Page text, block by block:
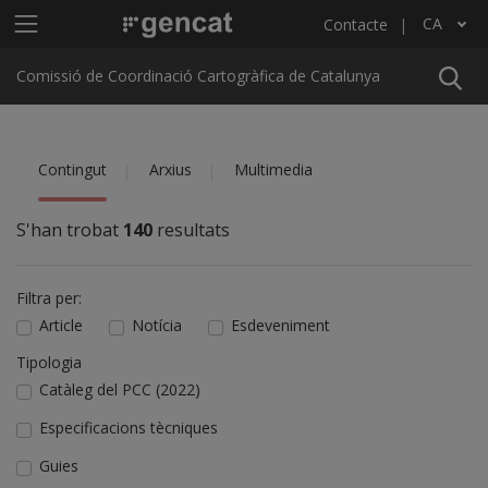
Menú principal C4 Contacte CA
Llista les accions addicionals
Comissió de Coordinació Cartogràfica de Catalunya
Contingut Arxius Multimedia
S'han trobat 140 resultats
Filtra per:
Article
Notícia
Esdeveniment
Tipologia
Catàleg del PCC (2022)
Especificacions tècniques
Guies